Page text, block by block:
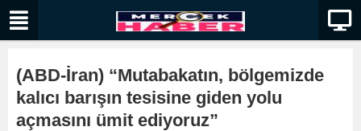
(ABD-İran) “Mutabakatın, bölgemizde
kalıcı barışın tesisine giden yolu
açmasını ümit ediyoruz”